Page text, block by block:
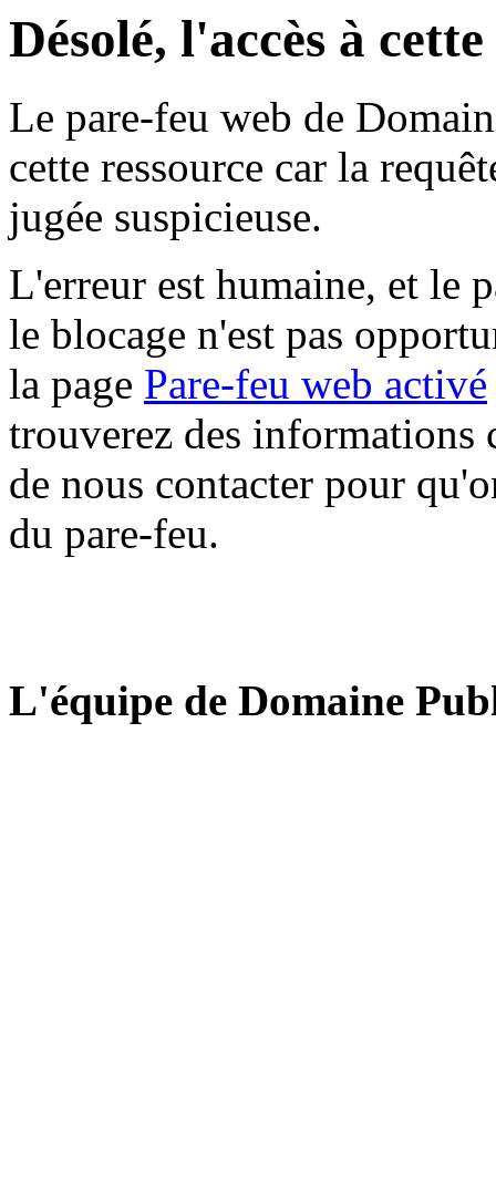
Désolé, l'accès à
Le pare-feu web de
cette ressource car la
jugée suspicieuse.
L'erreur est humaine, et le
le blocage n'est pas
la page Pare-feu web activé
trouverez des informations
de nous contacter pour
du pare-feu.
L'équipe de Domaine